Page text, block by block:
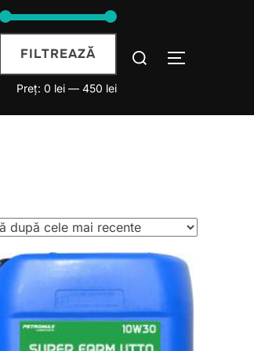
minim
maxim
FILTREAZĂ
Preț: 0 lei — 450 lei
Caută
după:
COMUTĂ